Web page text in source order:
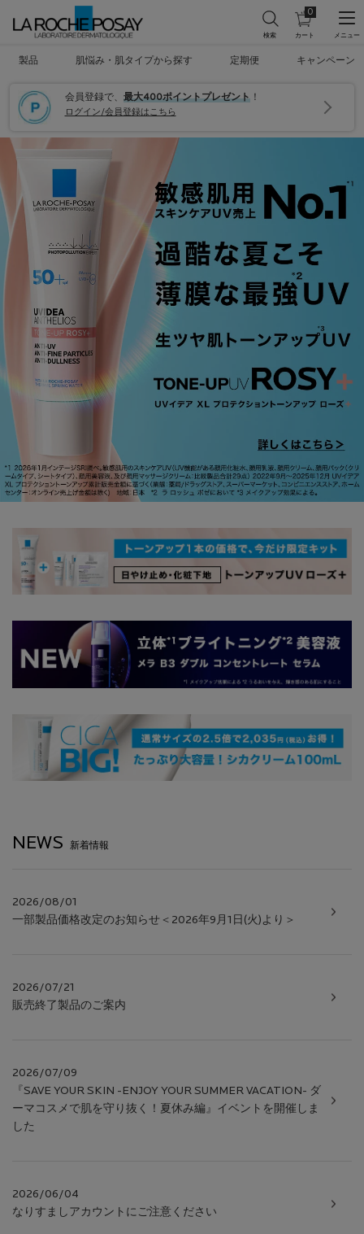
ラ
カ
ー
を
0
0 カート内の
製品
肌悩み・肌タイプから探す 定期便 キャンペーン
会員登録で、 最大400ポイントプレゼント！
ログイン/会員登録はこちら
NEWS 新着情報
2026/08/01
一部製品価格改定のお知らせ＜2026年9月1日(火)より＞
2026/07/21
販売終了製品のご案内
2026/07/09
『SAVE YOUR SKIN -ENJOY YOUR SUMMER VACATION- ダ
ーマコスメで肌を守り抜く！夏休み編』イベントを開催しま
した
2026/06/04
なりすましアカウントにご注意ください